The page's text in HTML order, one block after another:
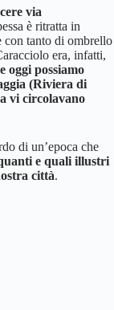
via
è ritratta in
con tanto di ombrello
era, infatti,
oggi possiamo
(Riviera di
vi circolavano
di un’epoca che
e quali illustri
città.